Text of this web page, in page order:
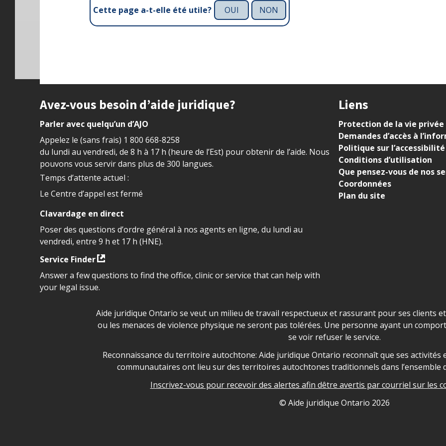
Cette page a-t-elle été utile? OUI NON
Site footer
Avez-vous besoin d’aide juridique?
Parler avec quelqu’un d’AJO
Appelez le (sans frais) 1 800 668-8258
du lundi au vendredi, de 8 h à 17 h (heure de l’Est) pour obtenir de l’aide. Nous
pouvons vous servir dans plus de 300 langues.
Temps d’attente actuel :
Le Centre d’appel est fermé
Clavardage en direct
Poser des questions d’ordre général à nos agents en ligne, du lundi au
vendredi, entre 9 h et 17 h (HNE).
Service Finder
Answer a few questions to find the office, clinic or service that can help with
your legal issue.
Liens
Protection de la vie privée
Demandes d’accès à
Politique sur l’accessibilité
Conditions d’utilisation
Que pensez-vous de nos
Coordonnées
Plan du site
Déclaration sur la sécurité dans les locaux d'AJO.
Aide juridique Ontario se veut un milieu de travail respectueux et rassurant pour ses clients
ou les menaces de violence physique ne seront pas tolérées. Une personne ayant un
se voir refuser le service.
Legal Aid Ontario land acknowledgement
Reconnaissance du territoire autochtone: Aide juridique Ontario reconnaît que ses activités
communautaires ont lieu sur des territoires autochtones traditionnels dans l’ensemble
Inscrivez-vous pour recevoir des alertes afin dêtre avertis par courriel sur les
© Aide juridique Ontario 2026